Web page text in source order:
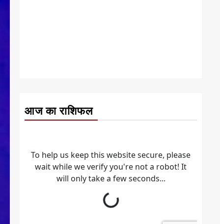
आज का राशिफल